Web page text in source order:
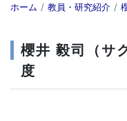
ホーム 教員・研究紹介
櫻井 毅司（サ
度